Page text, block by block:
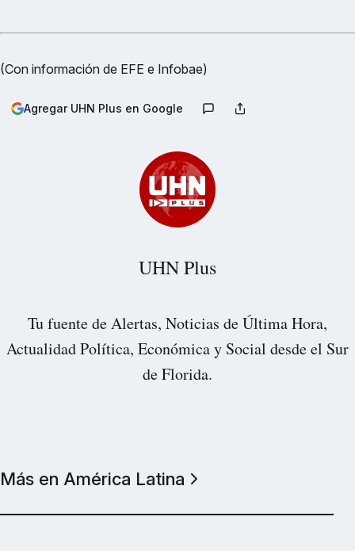
(Con información de EFE e Infobae)
Agregar UHN Plus en Google
UHN Plus
Tu fuente de Alertas, Noticias de Última Hora,
Actualidad Política, Económica y Social desde el Sur
de Florida.
Más en América Latina